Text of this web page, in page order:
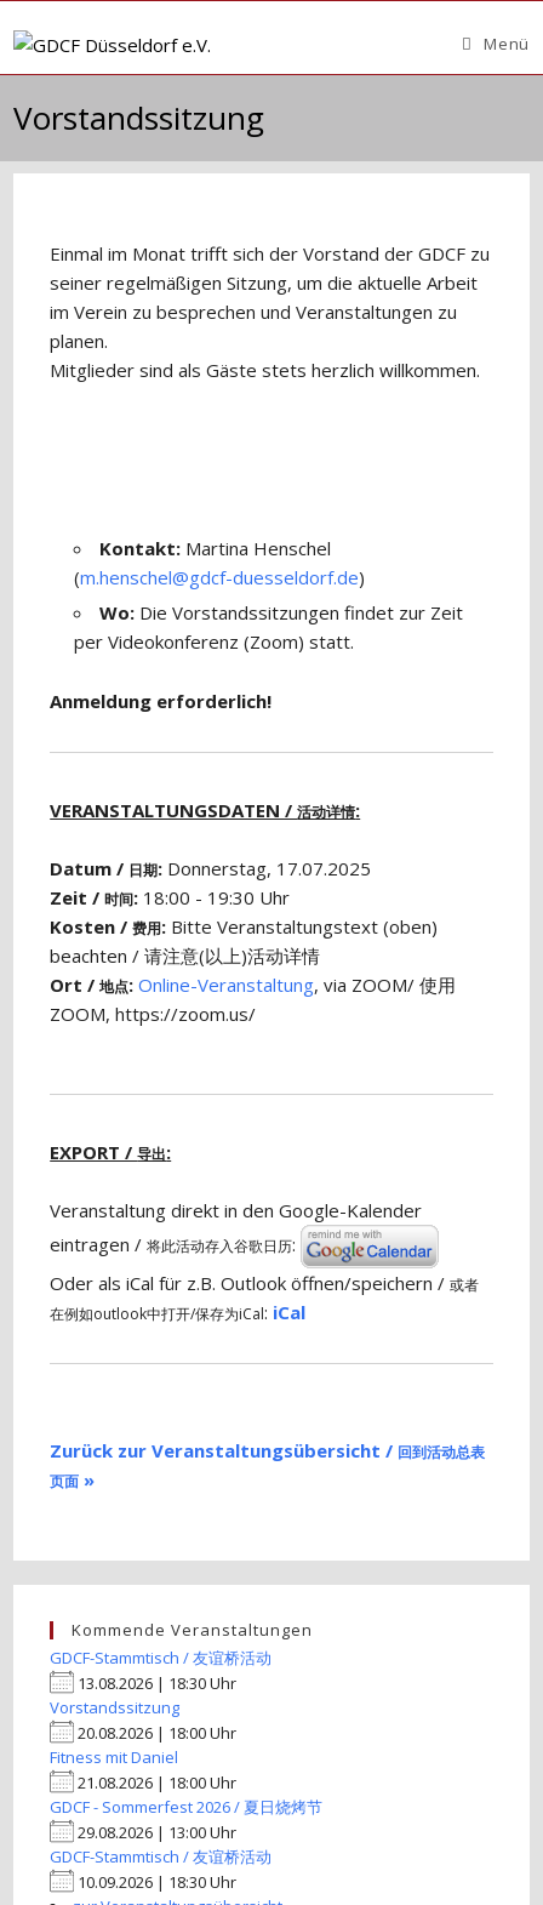
Inhalt
Menü
Vorstandssitzung
Einmal im Monat trifft sich der Vorstand der GDCF zu
seiner regelmäßigen Sitzung, um die aktuelle Arbeit
im Verein zu besprechen und Veranstaltungen zu
planen.
Mitglieder sind als Gäste stets herzlich willkommen.
Kontakt: Martina Henschel
(m.henschel@gdcf-duesseldorf.de)
Wo: Die Vorstandssitzungen findet zur Zeit
per Videokonferenz (Zoom) statt.
Anmeldung erforderlich!
VERANSTALTUNGSDATEN /活动详情:
Datum / 日期: Donnerstag, 17.07.2025
Zeit /时间: 18:00 - 19:30 Uhr
Kosten /费用: Bitte Veranstaltungstext (oben)
beachten / 请注意(以上)活动详情
Ort /地点: Online-Veranstaltung, via ZOOM/ 使用
ZOOM, https://zoom.us/
EXPORT /导出:
Veranstaltung direkt in den Google-Kalender
eintragen /将此活动存入谷歌日历:
Oder als iCal für z.B. Outlook öffnen/speichern /或者
在例如outlook中打开/保存为iCal: iCal
Zurück zur Veranstaltungsübersicht / 回到活动总表
页面 »
Kommende Veranstaltungen
GDCF-Stammtisch / 友谊桥活动
13.08.2026 | 18:30 Uhr
Vorstandssitzung
20.08.2026 | 18:00 Uhr
Fitness mit Daniel
21.08.2026 | 18:00 Uhr
GDCF - Sommerfest 2026 / 夏日烧烤节
29.08.2026 | 13:00 Uhr
GDCF-Stammtisch / 友谊桥活动
10.09.2026 | 18:30 Uhr